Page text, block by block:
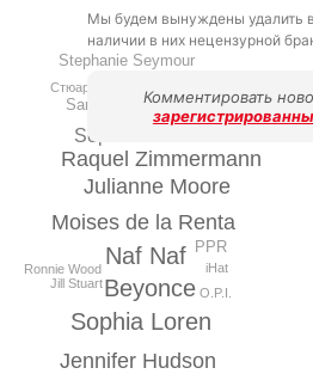
Beyonce
Naf Naf
Sophia Loren
Moises de la Renta
Jennifer Hudson
Julianne Moore
Raquel Zimmermann
Sophia Kokosalaki
Sarah Jessica Parker
PPR
Stephanie Seymour
Ronnie Wood
iHat
O.P.I.
Стюарт Вейтцман
Jill Stuart
Мы будем вынуждены удалить
наличии в них нецензурной
Комментировать